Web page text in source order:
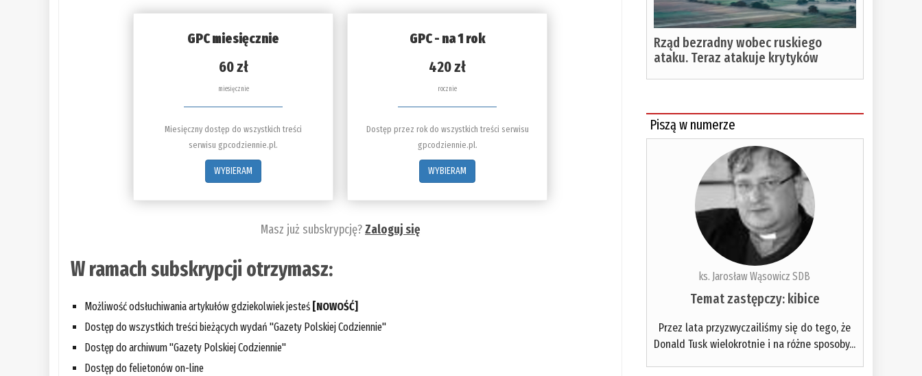
GPC miesięcznie
60 zł
miesięcznie
Miesięczny dostęp do wszystkich treści
serwisu gpcodziennie.pl.
WYBIERAM
GPC - na 1 rok
420 zł
rocznie
Dostęp przez rok do wszystkich treści serwisu
gpcodziennie.pl.
WYBIERAM
Masz już subskrypcję?Zaloguj się
W ramach subskrypcji otrzymasz:
Możliwość odsłuchiwania artykułów gdziekolwiek jesteś [NOWOŚĆ]
Dostęp do wszystkich treści bieżących wydań "Gazety Polskiej Codziennie"
Dostęp do archiwum "Gazety Polskiej Codziennie"
Dostęp do felietonów on-line
Rząd bezradny wobec ruskiego
ataku. Teraz atakuje krytyków
Piszą w numerze
ks. Jarosław Wąsowicz SDB
Temat zastępczy: kibice
Przez lata przyzwyczailiśmy się do tego, że
Donald Tusk wielokrotnie i na różne sposoby...